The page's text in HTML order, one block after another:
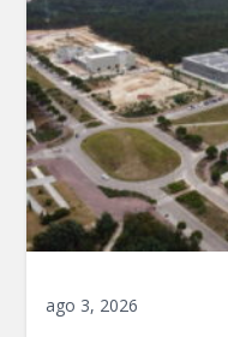
ago 3, 2026